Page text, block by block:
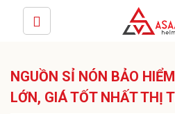
NGUỒN SỈ NÓN BẢO
LỚN, GIÁ TỐT NHẤT THỊ